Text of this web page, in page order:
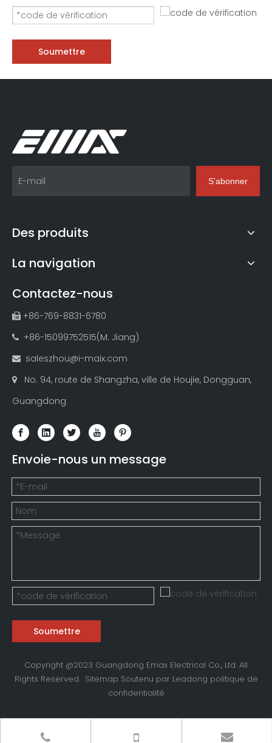
Soumettre
S’abonner
Des produits
La navigation
Contactez-nous
 +86-769-8831-6780
 +86-15099752515(M. Jiang)
 saleszhou@i-maix.com

No. 94, route de Shangzha, ville de Houjie, Dongguan,
Guangdong
Envoie-nous un message
Soumettre
Copyright @2023 Guangdong Emax Electrical Co., Ltd. All
Rights Reserved. Sitemap Soutenu par Leadong politique de
confidentialité